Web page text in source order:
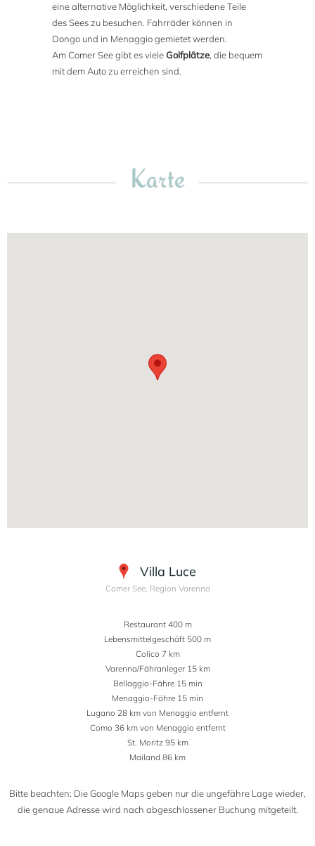
eine alternative Möglichkeit, verschiedene Teile
des Sees zu besuchen. Fahrräder können in
Dongo und in Menaggio gemietet werden.
Am Comer See gibt es vieleGolfplätze, die bequem
mit dem Auto zu erreichen sind.
Karte
Villa Luce
Comer See, Region Varenna
Restaurant 400 m
Lebensmittelgeschäft 500 m
Colico 7 km
Varenna/Fähranleger 15 km
Bellaggio-Fähre 15 min
Menaggio-Fähre 15 min
Lugano 28 km von Menaggio entfernt
Como 36 km von Menaggio entfernt
St. Moritz 95 km
Mailand 86 km
Bitte beachten: Die Google Maps geben nur die ungefähre Lage wieder,
die genaue Adresse wird nach abgeschlossener Buchung mitgeteilt.